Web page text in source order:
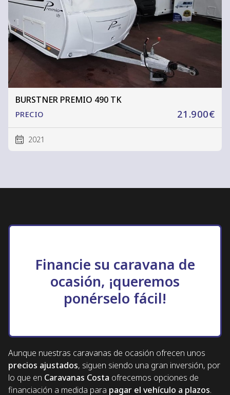
BURSTNER PREMIO 490 TK
21.900€
PRECIO
2021
Financie su caravana de
ocasión, ¡queremos
ponérselo fácil!
Aunque nuestras caravanas de ocasión ofrecen unos
precios ajustados, siguen siendo una gran inversión, por
lo que en Caravanas Costa ofrecemos opciones de
financiación a medida para pagar el vehículo a plazos.